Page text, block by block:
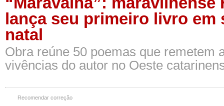
lança seu primeiro livro em
natal
Obra reúne 50 poemas que remetem
vivências do autor no Oeste
Recomendar correção